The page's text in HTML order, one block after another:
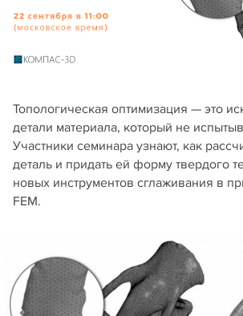
Топологическая оптимизация — это
детали материала, который не
Участники семинара узнают, как
деталь и придать ей форму твердого
новых инструментов сглаживания в
FEM.